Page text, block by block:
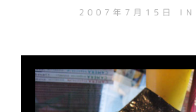
2007年7月15日 IN